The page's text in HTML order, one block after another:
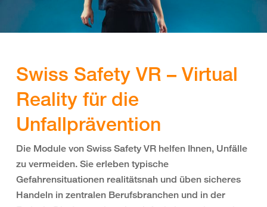
Swiss Safety VR – Virtual
Reality für die
Unfallprävention
Die Module von Swiss Safety VR helfen Ihnen, Unfälle
zu vermeiden. Sie erleben typische
Gefahrensituationen realitätsnah und üben sicheres
Handeln in zentralen Berufsbranchen und in der